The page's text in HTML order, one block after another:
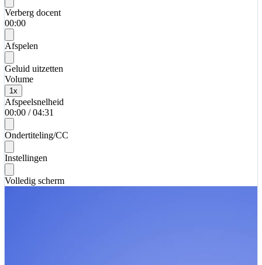
Verberg docent
00:00
Afspelen
Geluid uitzetten
Volume
1 x
Afspeelsnelheid
00:00 / 04:31
Ondertiteling/CC
Instellingen
Volledig scherm